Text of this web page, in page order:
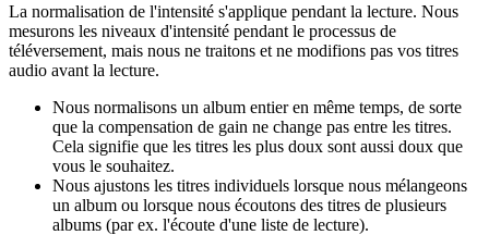
La normalisation de l'intensité s'applique pendant la lecture. Nous
mesurons les niveaux d'intensité pendant le processus de
téléversement, mais nous ne traitons et ne modifions pas vos titres
audio avant la lecture.
Nous normalisons un album entier en même temps, de sorte
que la compensation de gain ne change pas entre les titres.
Cela signifie que les titres les plus doux sont aussi doux que
vous le souhaitez.
Nous ajustons les titres individuels lorsque nous mélangeons
un album ou lorsque nous écoutons des titres de plusieurs
albums (par ex. l'écoute d'une liste de lecture).